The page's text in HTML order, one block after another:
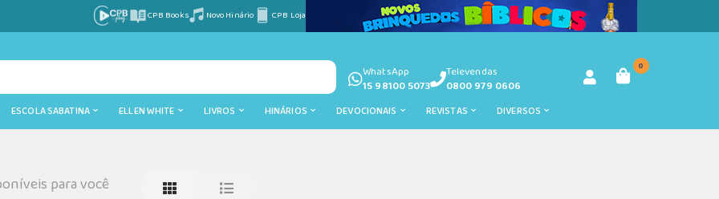
CPB Books Novo Hinário CPB Loja
WhatsApp
15 98100 5073
Televendas
0800 979 0606
0
ESCOLA SABATINA ELLEN WHITE LIVROS HINÁRIOS DEVOCIONAIS REVISTAS DIVERSOS
para você